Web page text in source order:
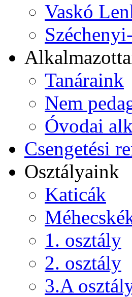
Vaskó
Tanáraink
Nem
Óvodai
Csengetési
Osztályaink
Katicák
1. osztály
2. osztály
3.A